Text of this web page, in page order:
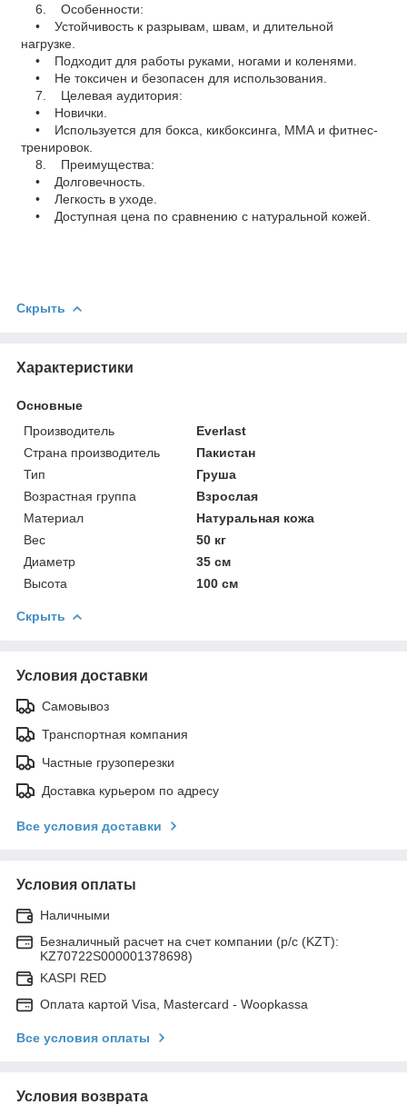
6. Особенности:
• Устойчивость к разрывам, швам, и длительной
нагрузке.
• Подходит для работы руками, ногами и коленями.
• Не токсичен и безопасен для использования.
7. Целевая аудитория:
• Новички.
• Используется для бокса, кикбоксинга, ММА и фитнес-
тренировок.
8. Преимущества:
• Долговечность.
• Легкость в уходе.
• Доступная цена по сравнению с натуральной кожей.
Скрыть
Характеристики
Основные
Производитель
Everlast
Страна производитель
Пакистан
Тип
Груша
Возрастная группа
Взрослая
Материал
Натуральная кожа
Вес
50 кг
Диаметр
35 см
Высота
100 см
Скрыть
Условия доставки
Самовывоз
Транспортная компания
Частные грузоперезки
Доставка курьером по адресу
Все условия доставки
Условия оплаты
Наличными
Безналичный расчет на счет компании (р/с (KZT):
KZ70722S000001378698)
KASPI RED
Оплата картой Visa, Mastercard - Woopkassa
Все условия оплаты
Условия возврата